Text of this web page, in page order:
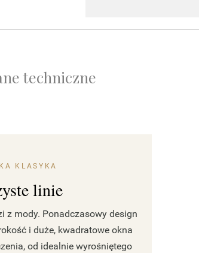
techniczne
KLASYKA
linie
z mody. Ponadczasowy design
i duże, kwadratowe okna
od idealnie wyrośniętego